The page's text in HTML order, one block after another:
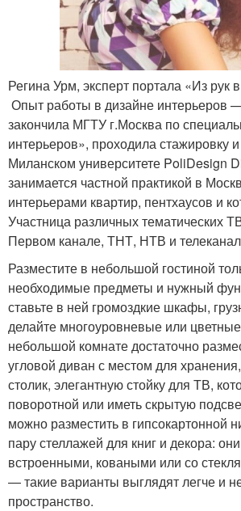
Регина Урм, эксперт портала «Из рук
Опыт работы в дизайне интерьеров
закончила МГТУ г.Москва по
интерьеров», проходила стажировку
Миланском университете PoliDesign
занимается частной практикой в
интерьерами квартир, пентхаусов и
Участница различных тематических
Первом канале, ТНТ, НТВ и
Разместите в небольшой гостиной
необходимые предметы и нужный
ставьте в ней громоздкие шкафы,
делайте многоуровневые или
небольшой комнате достаточно
угловой диван с местом для
столик, элегантную стойку для ТВ,
поворотной или иметь скрытую
можно разместить в гипсокартонной
пару стеллажей для книг и декора:
встроенными, коваными или со
— такие варианты выглядят легче и
пространство.